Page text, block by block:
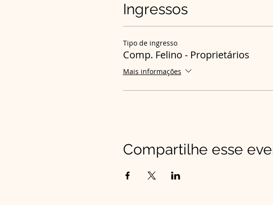
Ingressos
Tipo de ingresso
Comp. Felino - Proprietários
Mais informações
Compartilhe esse